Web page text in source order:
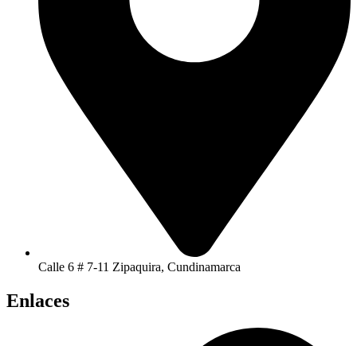
Calle 6 # 7-11 Zipaquira, Cundinamarca
Enlaces